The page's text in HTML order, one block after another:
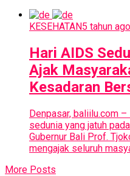
KESEHATAN5 tahun ago
Hari AIDS
Ajak
Kesadaran
Denpasar, baliilu.com
sedunia yang jatuh
Gubernur Bali Prof.
mengajak seluruh
More Posts